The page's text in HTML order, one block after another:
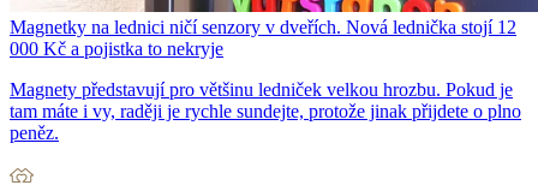
Magnetky na lednici ničí senzory v dveřích. Nová lednička stojí 12
000 Kč a pojistka to nekryje
Magnety představují pro většinu ledniček velkou hrozbu. Pokud je
tam máte i vy, raději je rychle sundejte, protože jinak přijdete o plno
peněz.